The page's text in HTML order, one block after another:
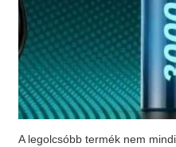
A legolcsóbb termék nem